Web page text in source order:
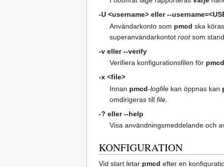
-U <username> eller--
Användarkonto som pmcd ska
superanvändarkontotrootsom
-v eller--verify
Verifiera konfigurationsfilen för pmcd
-x <file>
Innan pmcd-logfile kan öppnas kan
omdirigeras tillfile
-? eller--help
Visa användningsmeddelande och
KONFIGURATION
Vid start letar pmcd efter en